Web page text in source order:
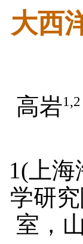
大西
高岩1,2
1(上
学研
室，